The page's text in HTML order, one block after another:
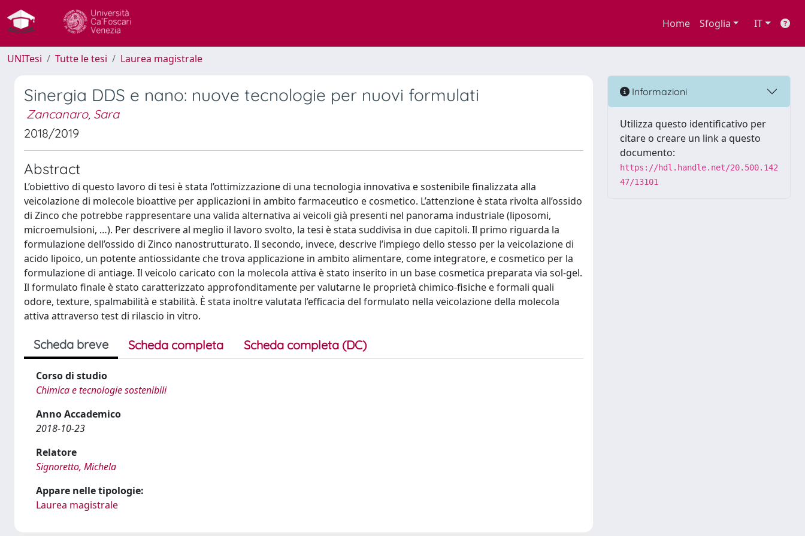
Home Sfoglia IT
UNITesi Tutte le tesi Laurea magistrale
Sinergia DDS e nano: nuove tecnologie per nuovi formulati
Zancanaro, Sara
2018/2019
Abstract
L’obiettivo di questo lavoro di tesi è stata l’ottimizzazione di una tecnologia innovativa e sostenibile finalizzata alla
veicolazione di molecole bioattive per applicazioni in ambito farmaceutico e cosmetico. L’attenzione è stata rivolta all’ossido
di Zinco che potrebbe rappresentare una valida alternativa ai veicoli già presenti nel panorama industriale (liposomi,
microemulsioni, …). Per descrivere al meglio il lavoro svolto, la tesi è stata suddivisa in due capitoli. Il primo riguarda la
formulazione dell’ossido di Zinco nanostrutturato. Il secondo, invece, descrive l’impiego dello stesso per la veicolazione di
acido lipoico, un potente antiossidante che trova applicazione in ambito alimentare, come integratore, e cosmetico per la
formulazione di antiage. Il veicolo caricato con la molecola attiva è stato inserito in un base cosmetica preparata via sol-gel.
Il formulato finale è stato caratterizzato approfonditamente per valutarne le proprietà chimico-fisiche e formali quali
odore, texture, spalmabilità e stabilità. È stata inoltre valutata l’efficacia del formulato nella veicolazione della molecola
attiva attraverso test di rilascio in vitro.
Scheda breve Scheda completa Scheda completa (DC)
Corso di studio
Chimica e tecnologie sostenibili
Anno Accademico
2018-10-23
Relatore
Signoretto, Michela
Appare nelle tipologie:
Laurea magistrale
Informazioni
Utilizza questo identificativo per
citare o creare un link a questo
documento:
https://hdl.handle.net/20.500.142
47/13101